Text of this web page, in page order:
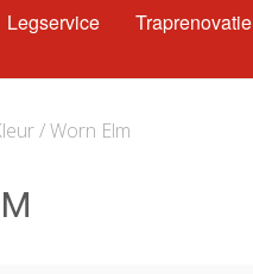
Legservice Traprenovatie
/ Worn Elm